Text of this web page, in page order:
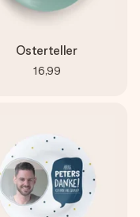
Osterteller
16,99